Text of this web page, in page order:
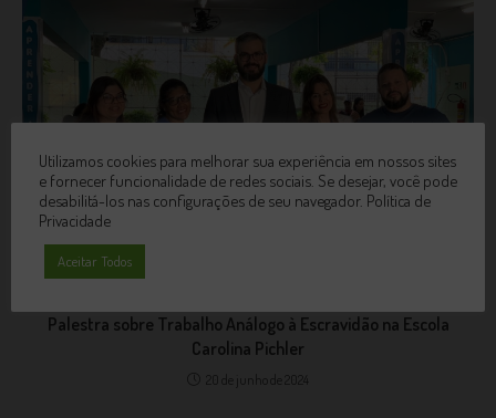
Palestra sobre Trabalho Análogo à Escravidão na Escola
Carolina Pichler
20 de junho de 2024
Utilizamos cookies para melhorar sua experiência em nossos sites
e fornecer funcionalidade de redes sociais. Se desejar, você pode
desabilitá-los nas configurações de seu navegador. Política de
Privacidade
Aceitar Todos